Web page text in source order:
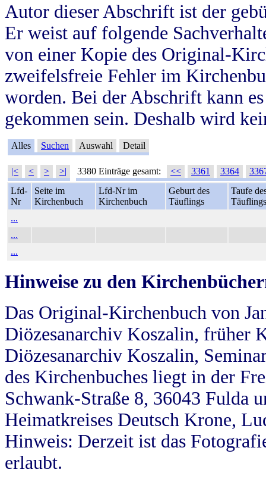
Autor dieser Abschrift ist der
Er weist auf folgende
von einer Kopie des Original-
zweifelsfreie Fehler im
worden. Bei der Abschrift kann
gekommen sein. Deshalb wird
Alles Suchen Auswahl Detail
|< < > >| 3380 Einträge gesamt: << 3361 3364
Lfd-
Nr
Seite im
Kirchenbuch
Lfd-Nr im
Kirchenbuch
Geburt des
Täuflings
Taufe
Täuflings
...
...
...
Hinweise zu den
Das Original-Kirchenbuch von
Diözesanarchiv Koszalin, früher
Diözesanarchiv Koszalin,
des Kirchenbuches liegt in der
Schwank-Straße 8, 36043 Fulda
Heimatkreises Deutsch Krone,
Hinweis: Derzeit ist das
erlaubt.